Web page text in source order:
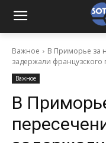
Важное
В Приморье за
задержали
Важное
В